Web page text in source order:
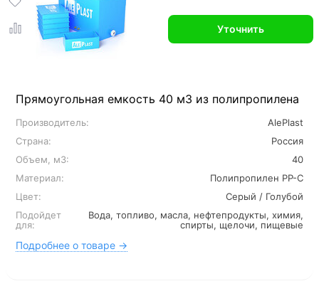
Прямоугольная емкость 40 м3 из полипропилена
Производитель:
AlePlast
Страна:
Россия
Объем, м3:
40
Материал:
Полипропилен PP-C
Цвет:
Серый / Голубой
Подойдет
для:
Вода, топливо, масла, нефтепродукты, химия,
спирты, щелочи, пищевые
Подробнее о товаре →
Уточнить